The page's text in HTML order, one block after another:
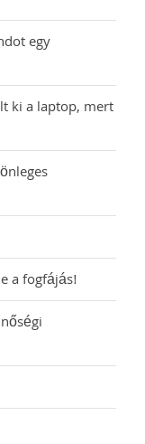
egy
ki a laptop, mert
a fogfájás!